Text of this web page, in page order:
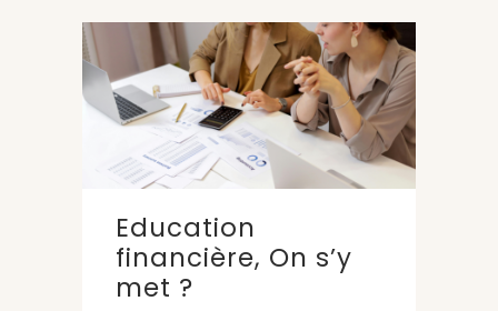
Education
financière, On s’y
met ?